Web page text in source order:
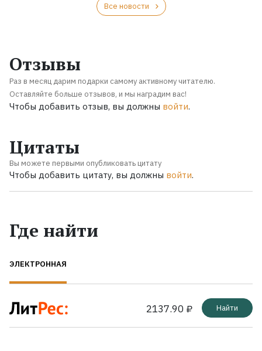
Все новости
Отзывы
Раз в месяц дарим подарки самому активному читателю.
Оставляйте больше отзывов, и мы наградим вас!
Чтобы добавить отзыв, вы должны войти.
Цитаты
Вы можете первыми опубликовать цитату
Чтобы добавить цитату, вы должны войти.
Где найти
ЭЛЕКТРОННАЯ
2137.90 ₽ Найти